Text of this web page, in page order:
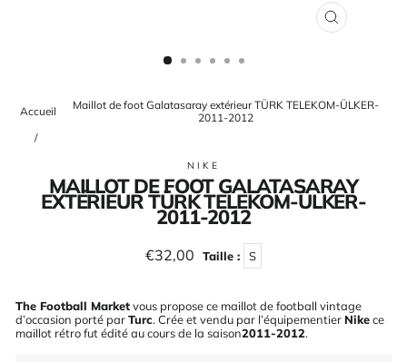
FERMER
Accueil
/
Maillot de foot Galatasaray extérieur TÜRK TELEKOM-ÜLKER-
2011-2012
NIKE
MAILLOT DE FOOT GALATASARAY
EXTÉRIEUR TÜRK TELEKOM-ÜLKER-
2011-2012
Prix
régulier
€32,00 Taille : S
The Football Marketvous propose ce maillot de football vintage
d’occasion porté parTurc. Crée et vendu par l’équipementier Nikece
maillot rétro fut édité au cours de la saison2011-2012.